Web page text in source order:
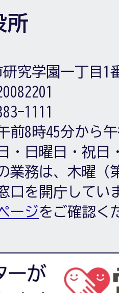
所
究学園一丁目1
1111
前8時45分から
・日曜日・祝日
業務は、木曜（
口を開庁してい
ージをご確認く